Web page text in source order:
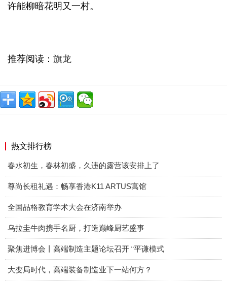
许能柳暗花明又一村。
推荐阅读： 旗龙
热文排行榜
春水初生，春林初盛，久违的露营该安排上了
尊尚长租礼遇：畅享香港K11 ARTUS寓馆
全国品格教育学术大会在济南举办
乌拉圭牛肉携手名厨，打造巅峰厨艺盛事
聚焦进博会丨高端制造主题论坛召开 “平谦模式
大变局时代，高端装备制造业下一站何方？